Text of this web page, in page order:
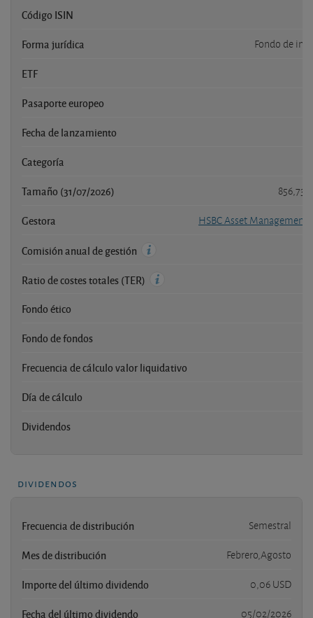
Código ISIN
Forma jurídica Fondo de
ETF
Pasaporte europeo
Fecha de lanzamiento
Categoría
Tamaño (31/07/2026)
Gestora HSBC Asset
Comisión anual de gestión
Ratio de costes totales (TER)
Fondo ético
Fondo de fondos
Frecuencia de cálculo valor liquidativo
Día de cálculo
Dividendos
dividendos
Frecuencia de distribución Semestral
Mes de distribución Febrero,Agosto
Importe del último dividendo 0,06 USD
Fecha del último dividendo 05/02/2026